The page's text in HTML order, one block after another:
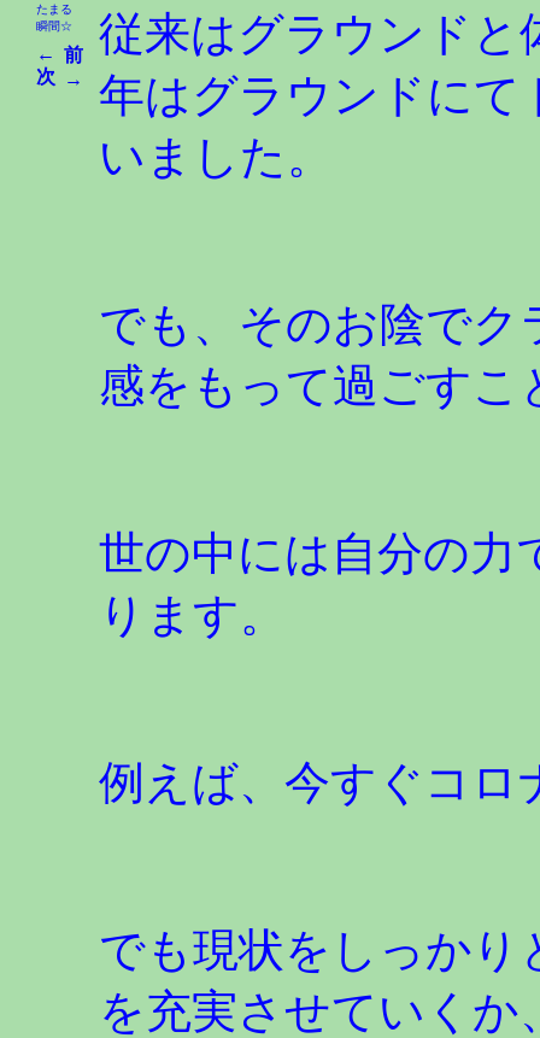
たまる
瞬間☆
←
次
前
→
従来はグラウンドと
年はグラウンドにて
いました。
でも、そのお陰でク
感をもって過ごす
世の中には自分の力
ります。
例えば、今すぐコロ
でも現状をしっかり
を充実させていく